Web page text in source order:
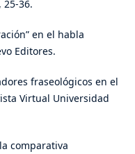
25-36.
en el habla
Editores.
fraseológicos en el
Virtual Universidad
comparativa